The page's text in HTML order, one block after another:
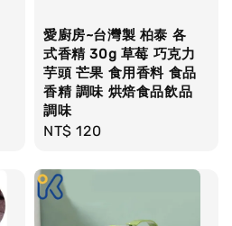
愛廚房~台灣製 柏泰 各
式香精 30g 草莓 巧克力
芋頭 芒果 食用香料 食品
香精 調味 烘焙食品飲品
調味
Regular
NT$ 120